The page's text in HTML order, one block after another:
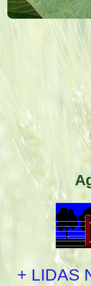
+ LIDAS